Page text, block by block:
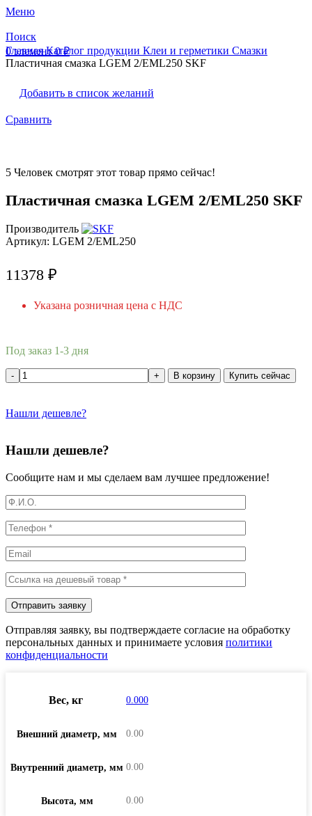
Меню
Поиск
0элемент 0₽
ГлавнаяКаталог продукции Клеи и герметики Смазки
Пластичная смазка LGEM 2/EML250 SKF
Добавить в список желаний
Сравнить
5 Человек смотрят этот товар прямо сейчас!
Пластичная смазка LGEM 2/EML250 SKF
Производитель
Артикул: LGEM 2/EML250
11378 ₽
Указана розничная цена с НДС
Под заказ 1-3 дня
В корзину Купить сейчас
Нашли дешевле?
Нашли дешевле?
Сообщите нам и мы сделаем вам лучшее предложение!
Отправляя заявку, вы подтверждаете согласие на обработку
персональных данных и принимаете условия политики
конфиденциальности
Вес, кг 0.000
Внешний диаметр, мм 0.00
Внутренний диаметр, мм 0.00
Высота, мм 0.00